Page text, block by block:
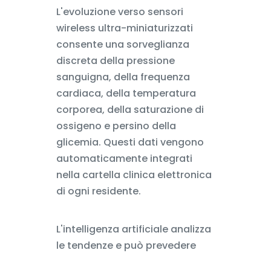
L'evoluzione verso sensori
wireless ultra-miniaturizzati
consente una sorveglianza
discreta della pressione
sanguigna, della frequenza
cardiaca, della temperatura
corporea, della saturazione di
ossigeno e persino della
glicemia. Questi dati vengono
automaticamente integrati
nella cartella clinica elettronica
di ogni residente.
L'intelligenza artificiale analizza
le tendenze e può prevedere